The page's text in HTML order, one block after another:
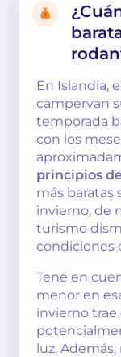
En Islandia,
campervan
temporada
con los
principios
más baratas
invierno, de
turismo
condiciones
Tené en
menor en
invierno trae
luz.